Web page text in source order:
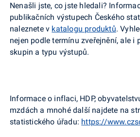
Nenašli jste, co jste hledali?
publikačních výstupech Českého
naleznete v katalogu produktů.
nejen podle termínu zveřejnění, ale i
skupin a typu výstupů.
Informace o inflaci, HDP,
mzdách a mnohé další najdete na
statistického úřadu: https://